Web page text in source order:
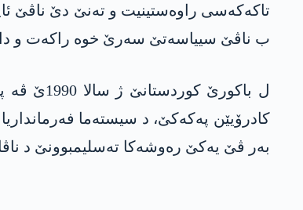
تاکەکەسی راوەستینیت و تەنێ دێ ناڤێ
ب ناڤێ سییاسەتێ سەرێ خوە راکەت و
ل
بەر ڤێ یەکێ رەوشەکا تەسلیمبوونێ د